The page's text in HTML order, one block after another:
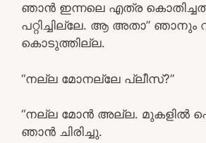
ഞാൻ ഇന്നലെ എത്ര
പറ്റിച്ചില്ലേ. ആ അതാ” ഞാനും
കൊടുത്തില്ല.
“നല്ല മോനല്ലേ പ്ലീസ്?”
“നല്ല മോൻ അല്ല. മുകളിൽ
ഞാൻ ചിരിച്ചു.